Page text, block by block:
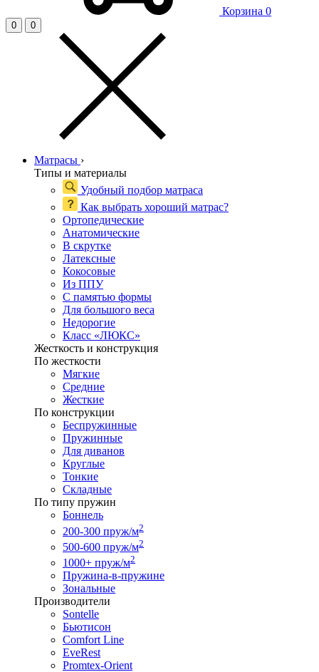
Корзина 0
0 0
Матрасы ›
Типы и материалы
Удобный подбор матраса
Как выбрать хороший матрас?
Ортопедические
Анатомические
В скрутке
Латексные
Кокосовые
Из ППУ
С памятью формы
Для большого веса
Недорогие
Класс «ЛЮКС»
Жесткость и конструкция
По жесткости
Мягкие
Средние
Жесткие
По конструкции
Беспружинные
Пружинные
Для диванов
Круглые
Тонкие
Складные
По типу пружин
Боннель
200-300 пруж/м2
500-600 пруж/м2
1000+ пруж/м2
Пружина-в-пружине
Зональные
Производители
Sontelle
Бьютисон
Comfort Line
EveRest
Promtex-Orient